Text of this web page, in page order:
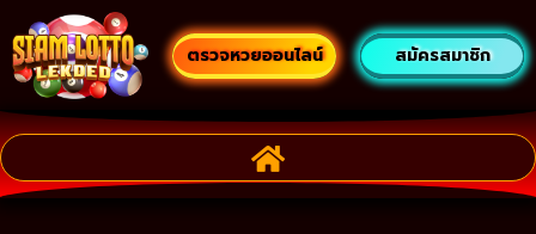
ตรวจหวยออนไลน์ สมัครสมาชิก